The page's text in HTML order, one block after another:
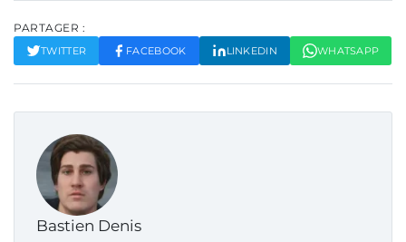
PARTAGER :
TWITTER FACEBOOK LINKEDIN WHATSAPP
Bastien Denis